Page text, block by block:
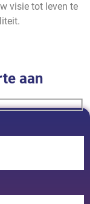
visie tot leven te
aan